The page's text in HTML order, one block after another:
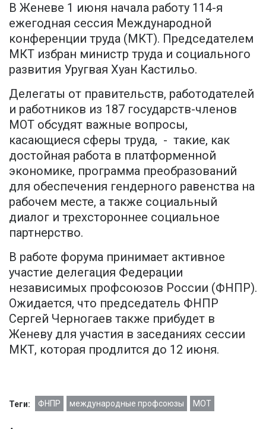
В Женеве 1 июня начала работу 114-я
ежегодная сессия Международной
конференции труда (МКТ). Председателем
МКТ избран министр труда и социального
развития Уругвая Хуан Кастильо.
Делегаты от правительств, работодателей
и работников из 187 государств-членов
МОТ обсудят важные вопросы,
касающиеся сферы труда, - такие, как
достойная работа в платформенной
экономике, программа преобразований
для обеспечения гендерного равенства на
рабочем месте, а также социальный
диалог и трехстороннее социальное
партнерство.
В работе форума принимает активное
участие делегация Федерации
независимых профсоюзов России (ФНПР).
Ожидается, что председатель ФНПР
Сергей Черногаев также прибудет в
Женеву для участия в заседаниях сессии
МКТ, которая продлится до 12 июня.
Теги: ФНПР международные профсоюзы МОТ